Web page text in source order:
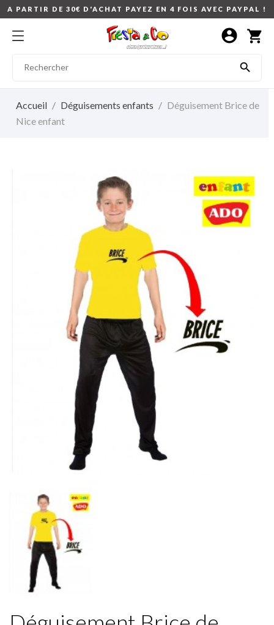
A PARTIR DE 30€ D'ACHAT PAYEZ EN 4 FOIS AVEC PAYPAL !
shopping_cart

account_circle
Accueil Déguisements enfants
Déguisement Brice de
Nice enfant